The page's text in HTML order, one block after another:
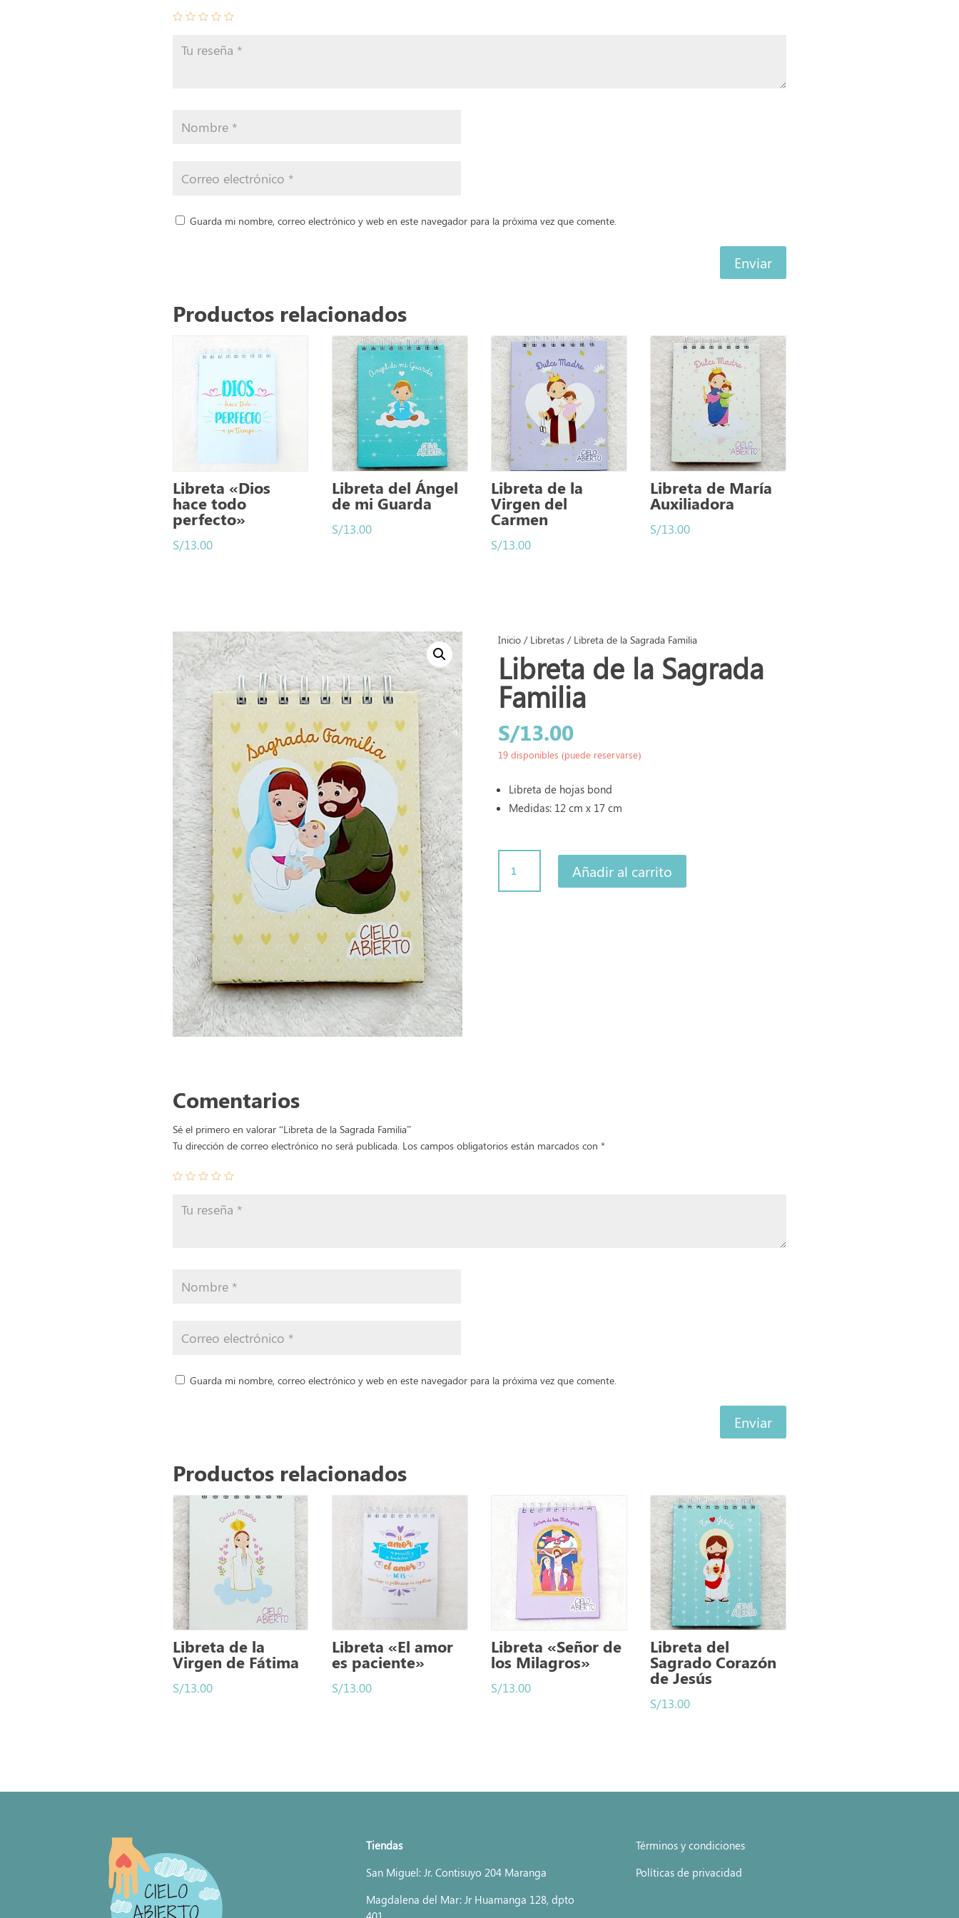
Guarda mi nombre, correo electrónico y web en este navegador para la próxima vez que comente.
Enviar
Productos relacionados
Libreta «Dios
hace todo
perfecto»
S/13.00
Libreta del Ángel
de mi Guarda
S/13.00
Libreta de la
Virgen del
Carmen
S/13.00
Libreta de María
Auxiliadora
S/13.00
Inicio/ Libretas/ Libreta de la Sagrada Familia
Libreta de la Sagrada
Familia
S/13.00
19 disponibles (puede reservarse)
Libreta de hojas bond
Medidas: 12 cm x 17 cm
la
Añadir al carrito
Comentarios
Sé el primero en valorar “Libreta de la Sagrada Familia”
Tu dirección de correo electrónico no será publicada. Los campos obligatorios están marcados con *
Guarda mi nombre, correo electrónico y web en este navegador para la próxima vez que comente.
Enviar
Productos relacionados
Libreta de la
Virgen de Fátima
S/13.00
Libreta «El amor
es paciente»
S/13.00
Libreta «Señor de
los Milagros»
S/13.00
Libreta del
Sagrado Corazón
de Jesús
S/13.00
Tiendas
San Miguel: Jr. Contisuyo 204 Maranga
Magdalena del Mar: Jr Huamanga 128, dpto
Términos y condiciones
Políticas de privacidad